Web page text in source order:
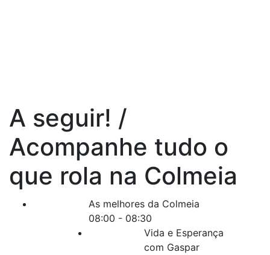
A seguir! /
Acompanhe tudo o
que rola na Colmeia
As melhores da Colmeia
08:00 - 08:30
Vida e Esperança
com Gaspar